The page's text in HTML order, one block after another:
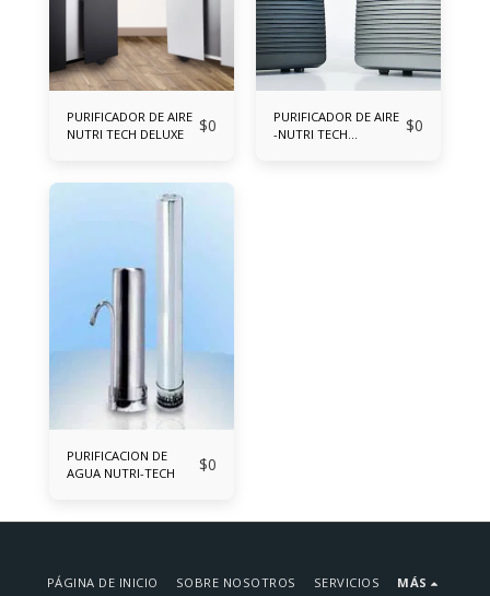
PURIFICADOR DE AIRE
NUTRI TECH DELUXE
$0
PURIFICADOR DE AIRE
-NUTRI TECH
$0
PURIFICACION DE
AGUA NUTRI-TECH
$0
PÁGINA DE INICIO SOBRE NOSOTROS SERVICIOS MÁS